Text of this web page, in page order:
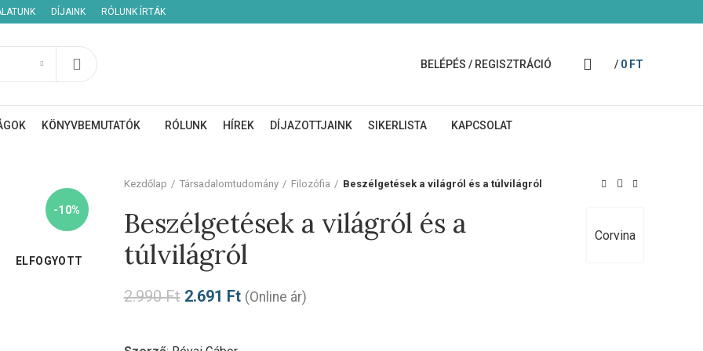
DÍJAINK RÓLUNK ÍRTÁK
BELÉPÉS / REGISZTRÁCIÓ / 0 FT
KÖNYVBEMUTATÓK RÓLUNK HÍREK DÍJAZOTTJAINK SIKERLISTA KAPCSOLAT
-10%
ELFOGYOTT
Kezdőlap Társadalomtudomány Filozófia Beszélgetések a világról és a túlvilágról
Corvina
Beszélgetések a világról és a
túlvilágról
2.990Ft 2.691 Ft (Online ár)